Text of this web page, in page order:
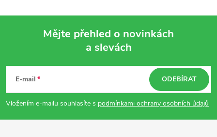
p
a
Mějte přehled o novinkách
a slevách
E-mail
Vložením e-mailu souhlasíte s podmínkami ochrany osobních údajů
ODEBÍRAT